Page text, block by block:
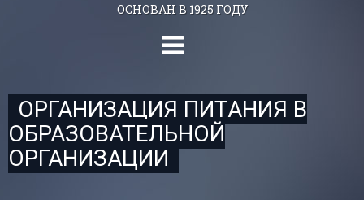
ОСНОВАН В 1925 ГОДУ
ОРГАНИЗАЦИЯ ПИТАНИЯ В
ОБРАЗОВАТЕЛЬНОЙ
ОРГАНИЗАЦИИ